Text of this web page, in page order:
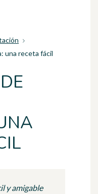
una receta fácil
y amigable